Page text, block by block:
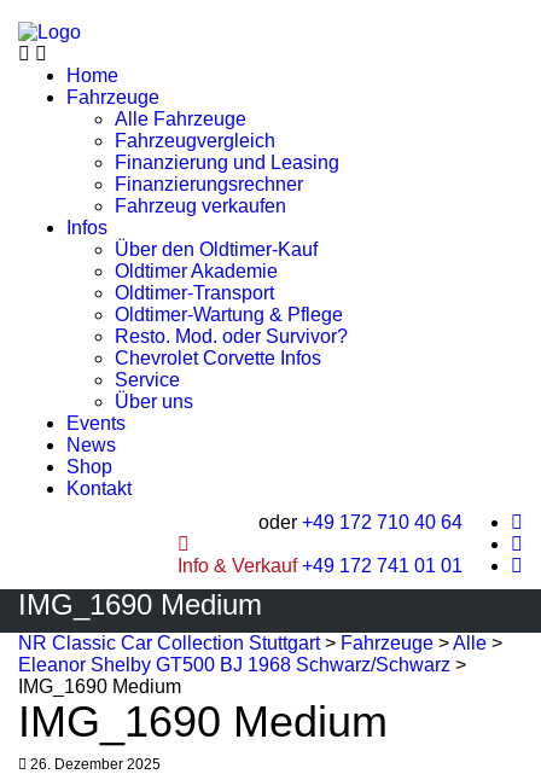
Home
Fahrzeuge
Alle Fahrzeuge
Fahrzeugvergleich
Finanzierung und Leasing
Finanzierungsrechner
Fahrzeug verkaufen
Infos
Über den Oldtimer-Kauf
Oldtimer Akademie
Oldtimer-Transport
Oldtimer-Wartung & Pflege
Resto. Mod. oder Survivor?
Chevrolet Corvette Infos
Service
Über uns
Events
News
Shop
Kontakt
oder +49 172 710 40 64
Info & Verkauf+49 172 741 01 01
IMG_1690 Medium
NR Classic Car Collection Stuttgart> Fahrzeuge >Alle >
Eleanor Shelby GT500 BJ 1968 Schwarz/Schwarz >
IMG_1690 Medium
IMG_1690 Medium
26. Dezember 2025